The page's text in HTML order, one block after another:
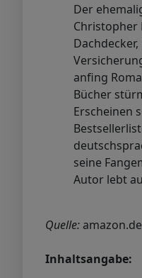
Der
Christopher
anfing
Bücher
Erscheinen
seine
Autor lebt
Quelle: amazon.de
Inhaltsangabe: